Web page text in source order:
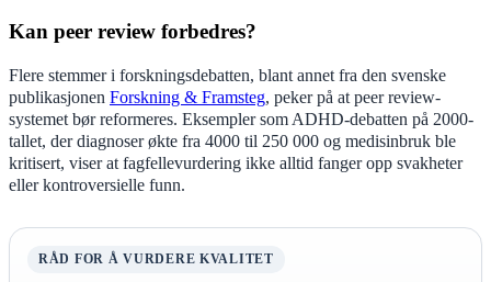
Kan peer review forbedres?
Flere stemmer i forskningsdebatten, blant annet fra den svenske
publikasjonen Forskning & Framsteg, peker på at peer review-
systemet bør reformeres. Eksempler som ADHD-debatten på 2000-
tallet, der diagnoser økte fra 4000 til 250 000 og medisinbruk ble
kritisert, viser at fagfellevurdering ikke alltid fanger opp svakheter
eller kontroversielle funn.
RÅD FOR Å VURDERE KVALITET